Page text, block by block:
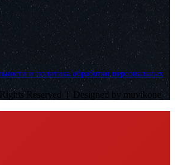
и политика обработки персональных
Reserved | Designed by muvikone